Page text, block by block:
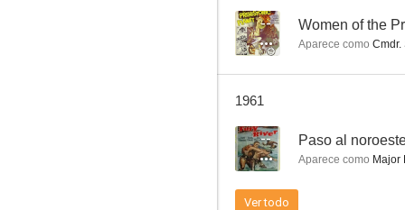
-- Women of the
Aparece como Cmdr.
1961
-- Paso al
Aparece como Major
Ver todo